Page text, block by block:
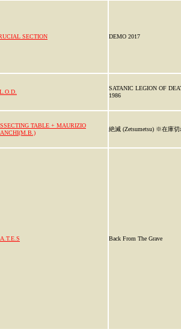
SECTION DEMO 2017
SATANIC LEGION OF
1986
TABLE + MAURIZIO
絶滅 (Zetsumetsu) ※在庫
Back From The Grave